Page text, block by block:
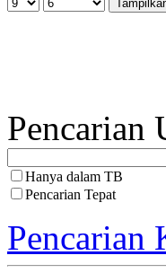
Pencarian
Hanya dalam TB
Pencarian Tepat
Pencarian